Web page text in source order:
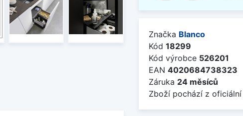
Značka Blanco
Kód 18299
Kód výrobce 526201
EAN 4020684738323
Záruka 24 měsíců
Zboží pochází z